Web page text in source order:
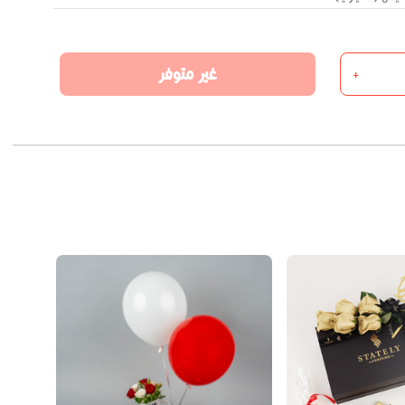
+ غير متوفر